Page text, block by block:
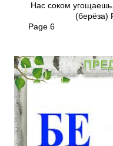
Нас соком
(берёза) Free
Page 6